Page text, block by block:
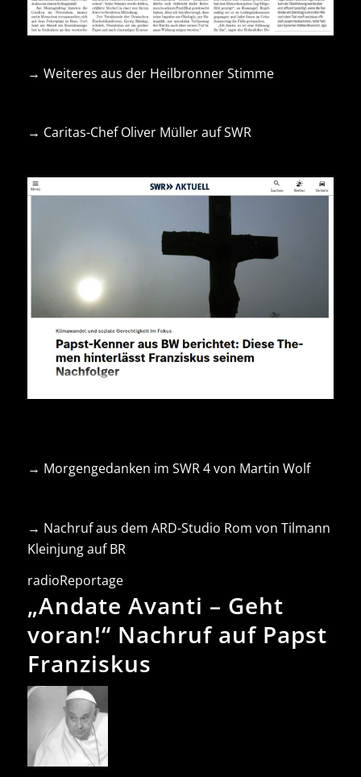
→ Weiteres aus der Heilbronner Stimme
→ Caritas-Chef Oliver Müller auf SWR
→ Morgengedanken im SWR 4 von Martin Wolf
→ Nachruf aus dem ARD-Studio Rom von Tilmann
Kleinjung auf BR
radioReportage
„Andate Avanti – Geht
voran!“ Nachruf auf Papst
Franziskus